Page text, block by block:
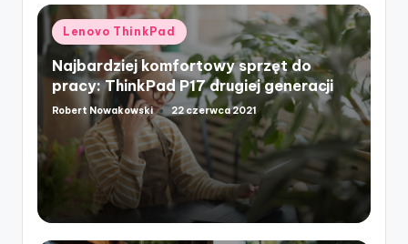
Posted
in
Lenovo ThinkPad
Najbardziej komfortowy sprzęt do
pracy: ThinkPad P17 drugiej generacji
Posted
Robert Nowakowski 22 czerwca 2021